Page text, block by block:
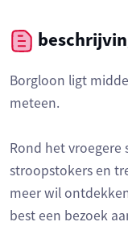
Borgloon ligt
meteen.
Rond het
stroopstokers en
meer wil
best een bezoek